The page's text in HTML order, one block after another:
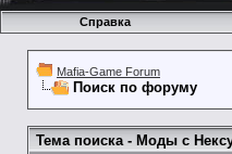
Справка
Mafia-Game Forum
Поиск по форуму
Тема поиска - Моды с